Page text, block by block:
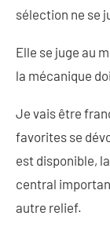
sélection ne se
Elle se juge au
la mécanique
Je vais être
favorites se
est disponible,
central
autre relief.